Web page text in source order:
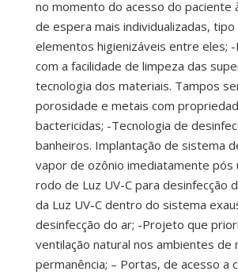
no momento do acesso do paciente
de espera mais individualizadas, tipo
elementos higienizáveis entre eles; -
com a facilidade de limpeza das
tecnologia dos materiais. Tampos
porosidade e metais com
bactericidas; -Tecnologia de
banheiros. Implantação de sistema
vapor de ozônio imediatamente pós
rodo de Luz UV-C para desinfecção
da Luz UV-C dentro do sistema
desinfecção do ar; -Projeto que
ventilação natural nos ambientes de
permanência; – Portas, de acesso a